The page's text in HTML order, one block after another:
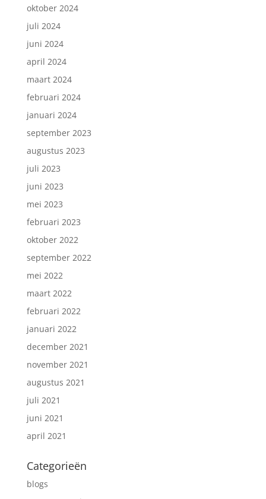
oktober 2024
juli 2024
juni 2024
april 2024
maart 2024
februari 2024
januari 2024
september 2023
augustus 2023
juli 2023
juni 2023
mei 2023
februari 2023
oktober 2022
september 2022
mei 2022
maart 2022
februari 2022
januari 2022
december 2021
november 2021
augustus 2021
juli 2021
juni 2021
april 2021
Categorieën
blogs